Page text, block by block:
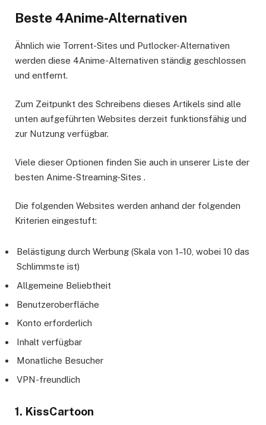
Beste 4Anime-Alternativen
Ähnlich wie Torrent-Sites und Putlocker-Alternativen
werden diese 4Anime-Alternativen ständig geschlossen
und entfernt.
Zum Zeitpunkt des Schreibens dieses Artikels sind alle
unten aufgeführten Websites derzeit funktionsfähig und
zur Nutzung verfügbar.
Viele dieser Optionen finden Sie auch in unserer Liste der
besten Anime-Streaming-Sites .
Die folgenden Websites werden anhand der folgenden
Kriterien eingestuft:
Belästigung durch Werbung (Skala von 1–10, wobei 10 das
Schlimmste ist)
Allgemeine Beliebtheit
Benutzeroberfläche
Konto erforderlich
Inhalt verfügbar
Monatliche Besucher
VPN-freundlich
1. KissCartoon